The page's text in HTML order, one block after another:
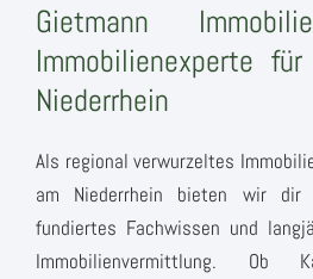
Gietmann
Immobilienexperte
Niederrhein
Als regional verwurzeltes
am Niederrhein bieten wir dir
fundiertes Fachwissen und
Immobilienvermittlung. Ob